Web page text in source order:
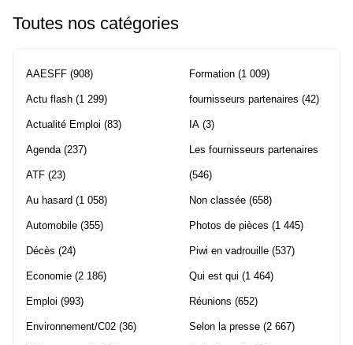
Toutes nos catégories
AAESFF (908)
Actu flash (1 299)
Actualité Emploi (83)
Agenda(237)
ATF (23)
Au hasard (1 058)
Automobile (355)
Décès (24)
Economie (2 186)
Emploi (993)
Environnement/C02 (36)
Formation (1 009)
fournisseurs partenaires (42)
IA (3)
Les fournisseurs partenaires
(546)
Non classée (658)
Photos de pièces (1 445)
Piwi en vadrouille (537)
Qui est qui (1 464)
Réunions (652)
Selon la presse (2 667)